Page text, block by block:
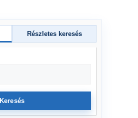
Részletes keresés
Keresés